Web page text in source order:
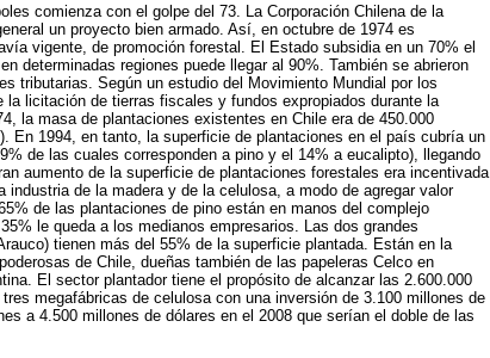
comienza con el golpe del 73. La Corporación Chilena de la
un proyecto bien armado. Así, en octubre de 1974 es
vigente, de promoción forestal. El Estado subsidia en un 70% el
determinadas regiones puede llegar al 90%. También se abrieron
tributarias. Según un estudio del Movimiento Mundial por los
la licitación de tierras fiscales y fundos expropiados durante la
la masa de plantaciones existentes en Chile era de 450.000
En 1994, en tanto, la superficie de plantaciones en el país cubría un
de las cuales corresponden a pino y el 14% a eucalipto), llegando
aumento de la superficie de plantaciones forestales era incentivada
industria de la madera y de la celulosa, a modo de agregar valor
de las plantaciones de pino están en manos del complejo
le queda a los medianos empresarios. Las dos grandes
tienen más del 55% de la superficie plantada. Están en la
de Chile, dueñas también de las papeleras Celco en
El sector plantador tiene el propósito de alcanzar las 2.600.000
megafábricas de celulosa con una inversión de 3.100 millones de
a 4.500 millones de dólares en el 2008 que serían el doble de las